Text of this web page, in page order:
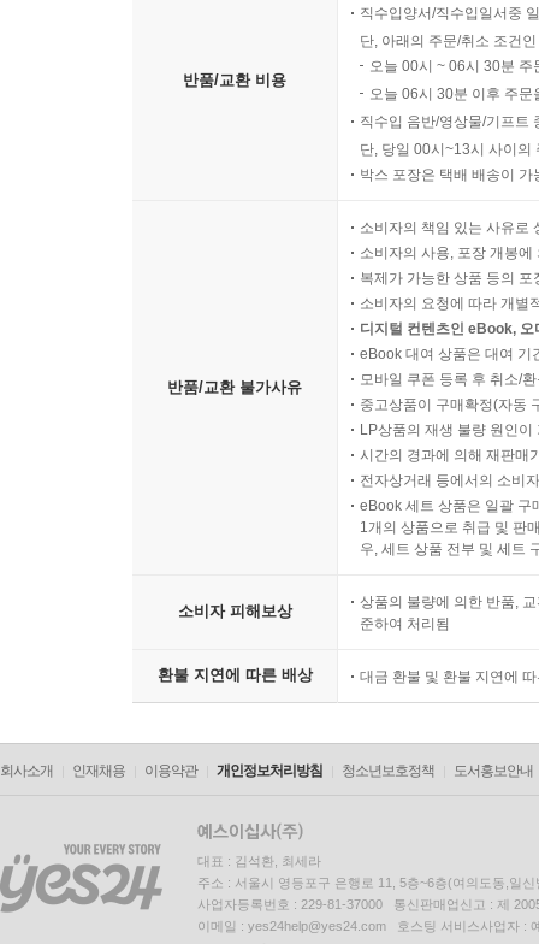
반품/교환 비용
직수입양서/직수입일서중
단, 아래의 주문/취소 조건
오늘 00시 ~ 06시 30분
오늘 06시 30분 이후 주
직수입 음반/영상물/기프트
단, 당일 00시~13시 사이의
박스 포장은 택배 배송이
반품/교환 불가사유
소비자의 책임 있는 사유로
소비자의 사용, 포장 개봉
복제가 가능한 상품 등의
소비자의 요청에 따라 개별
디지털 컨텐츠인 eBook,
eBook 대여 상품은 대여 기
모바일 쿠폰 등록 후 취소/
중고상품이 구매확정(자동
LP상품의 재생 불량 원인
시간의 경과에 의해 재판매
전자상거래 등에서의 소비
eBook 세트 상품은 일괄 구
1개의 상품으로 취급 및 판
우, 세트 상품 전부 및 세트
소비자 피해보상
상품의 불량에 의한 반품,
준하여 처리됨
환불 지연에 따른 배상 대금 환불 및 환불 지연에
회사소개 인재채용 이용약관 개인정보처리방침 청소년보호정책 도서홍보안내
대표 : 김석환, 최세라
주소 : 서울시 영등포구 은행로 11, 5층~6층(여의도동,일신
사업자등록번호 : 229-81-37000 통신판매업신고 : 제
이메일 : yes24help@yes24.com 호스팅 서비스사업자 :